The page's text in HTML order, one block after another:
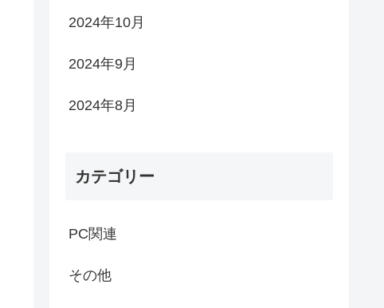
2024年10月
2024年9月
2024年8月
カテゴリー
PC関連
その他